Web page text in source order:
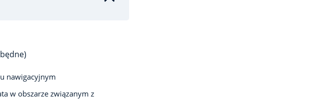
nawigacyjnym
w obszarze związanym z